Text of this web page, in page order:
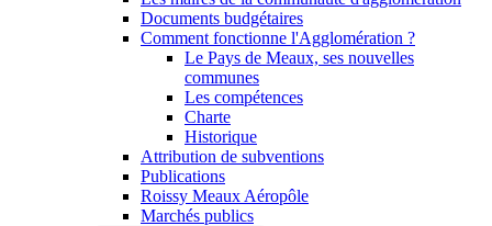
Documents budgétaires
Comment fonctionne l'Agglomération ?
Le Pays de Meaux, ses nouvelles
communes
Les compétences
Charte
Historique
Attribution de subventions
Publications
Roissy Meaux Aéropôle
Marchés publics